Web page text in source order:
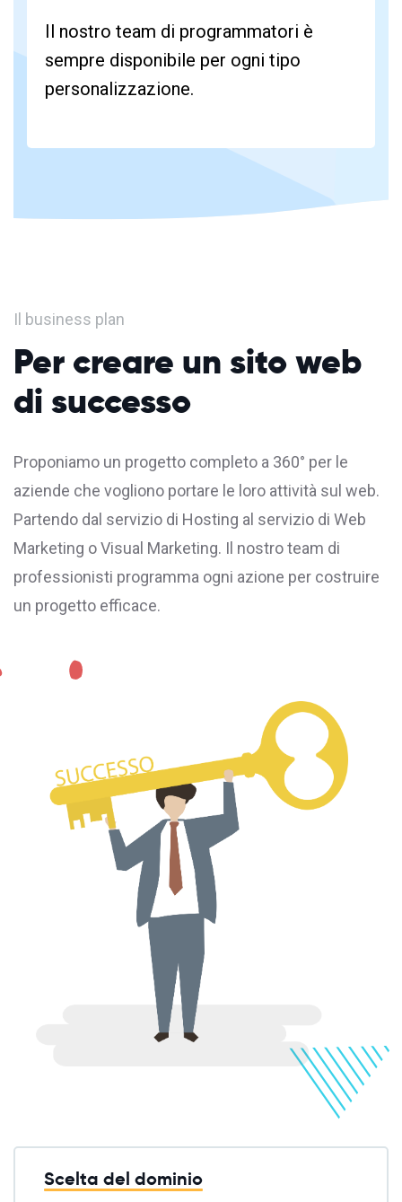
Il nostro team di programmatori è
sempre disponibile per ogni tipo
personalizzazione.
Il business plan
Per creare un sito web
di successo
Proponiamo un progetto completo a 360° per le
aziende che vogliono portare le loro attività sul web.
Partendo dal servizio di Hosting al servizio di Web
Marketing o Visual Marketing. Il nostro team di
professionisti programma ogni azione per costruire
un progetto efficace.
Scelta del dominio